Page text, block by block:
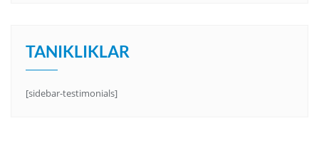
TANIKLIKLAR
[sidebar-testimonials]